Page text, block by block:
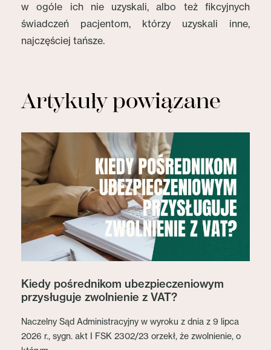
w ogóle ich nie uzyskali, albo też fikcyjnych
świadczeń pacjentom, którzy uzyskali inne,
najczęściej tańsze.
Artykuły powiązane
Kiedy pośrednikom ubezpieczeniowym
przysługuje zwolnienie z VAT?
Naczelny Sąd Administracyjny w wyroku z dnia z 9 lipca
2026 r., sygn. akt I FSK 2302/23 orzekł, że zwolnienie, o